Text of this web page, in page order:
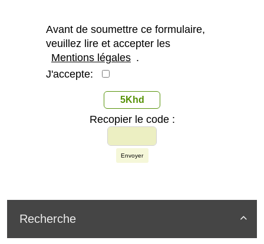
Avant de soumettre ce formulaire,
veuillez lire et accepter les
Mentions légales .
J'accepte:
5Khd
Recopier le code :
Envoyer

Recherche